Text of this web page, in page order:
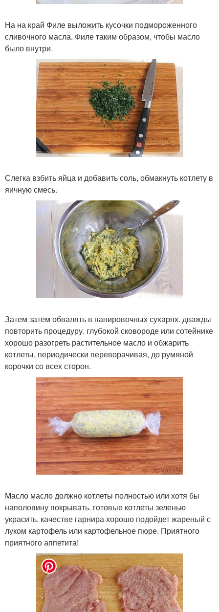
На на край Филе выложить кусочки подмороженного
сливочного масла. Филе таким образом, чтобы масло
было внутри.
Слегка взбить яйца и добавить соль, обмакнуть котлету в
яичную смесь.
Затем затем обвалять в панировочных сухарях. дважды
повторить процедуру. глубокой сковороде или сотейнике
хорошо разогреть растительное масло и обжарить
котлеты, периодически переворачивая, до румяной
корочки со всех сторон.
Масло масло должно котлеты полностью или хотя бы
наполовину покрывать. готовые котлеты зеленью
украсить. качестве гарнира хорошо подойдет жареный с
луком картофель или картофельное пюре. Приятного
приятного аппетита!